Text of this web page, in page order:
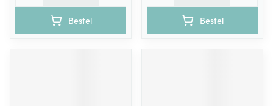
Bestel Bestel